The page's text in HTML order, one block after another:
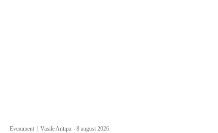
Eveniment Vasile Antipa -8 august 2026